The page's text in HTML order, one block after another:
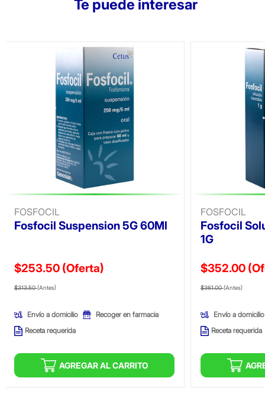
Te puede interesar
FOSFOCIL
Fosfocil Suspension 5G 60Ml
$253.50 (Oferta)
Precio reducido de
$313.50(Antes)(Oferta)
Envío a domicilio
Recoger en farmacia
Receta requerida
AGREGAR AL CARRITO
FOSFOCIL
Fosfocil
1G
$352.00
Precio
$361.00(Antes)
Envío a domicilio
Receta requerida